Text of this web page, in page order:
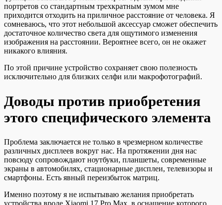
портретов со стандартным трехкратным зумом мне
приходится отходить на приличное расстояние от человека. Я
сомневаюсь, что этот небольшой аксессуар сможет обеспечить
достаточное количество света для ощутимого изменения
изображения на расстоянии. Вероятнее всего, он не окажет
никакого влияния.
По этой причине устройство сохраняет свою полезность
исключительно для близких селфи или макрофотографий.
Доводы против приобретения
этого специфического элемента
Проблема заключается не только в чрезмерном количестве
различных дисплеев вокруг нас. На протяжении дня нас
повсюду сопровождают ноутбуки, планшеты, современные
экраны в автомобилях, стационарные дисплеи, телевизоры и
смартфоны. Есть явный переизбыток матриц.
Именно поэтому я не испытываю желания приобретать
устройства вроде Xiaomi 17 Pro Max, в оснащение которого